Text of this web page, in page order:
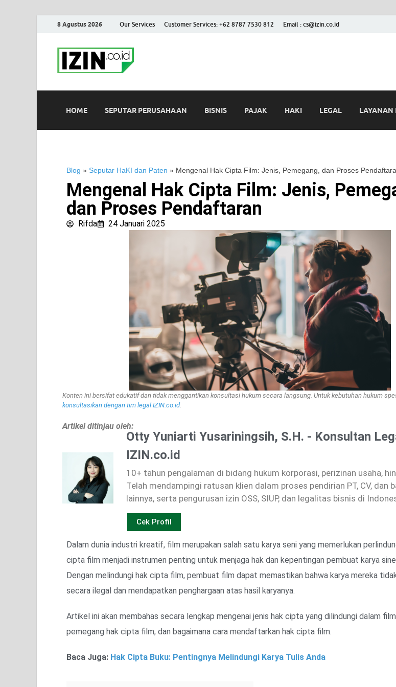
8 Agustus 2026 Our Services Customer Services: +62 8787 7530 812 Email : cs@izin.co.id
HOME SEPUTAR PERUSAHAAN BISNIS PAJAK HAKI LEGAL LAYANAN
Blog » Seputar HaKI dan Paten » Mengenal Hak Cipta Film: Jenis, Pemegang, dan Proses
Mengenal Hak Cipta Film: Jenis,
dan Proses Pendaftaran
Rifda 24 Januari 2025
Konten ini bersifat edukatif dan tidak menggantikan konsultasi hukum secara langsung. Untuk kebutuhan hukum
konsultasikan dengan tim legal IZIN.co.id.
Artikel ditinjau oleh:
Otty Yuniarti Yusariningsih, S.H. - Konsultan
IZIN.co.id
10+ tahun pengalaman di bidang hukum korporasi, perizinan usaha,
Telah mendampingi ratusan klien dalam proses pendirian PT, CV, dan
lainnya, serta pengurusan izin OSS, SIUP, dan legalitas bisnis di
Cek Profil
Dalam dunia industri kreatif, film merupakan salah satu karya seni yang memerlukan
cipta film menjadi instrumen penting untuk menjaga hak dan kepentingan pembuat karya
Dengan melindungi hak cipta film, pembuat film dapat memastikan bahwa karya mereka
secara ilegal dan mendapatkan penghargaan atas hasil karyanya.
Artikel ini akan membahas secara lengkap mengenai jenis hak cipta yang dilindungi dalam
pemegang hak cipta film, dan bagaimana cara mendaftarkan hak cipta film.
Baca Juga: Hak Cipta Buku: Pentingnya Melindungi Karya Tulis Anda